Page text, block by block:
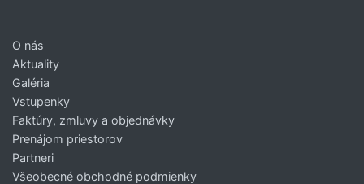
O nás
Aktuality
Galéria
Vstupenky
Faktúry, zmluvy a objednávky
Prenájom priestorov
Partneri
Všeobecné obchodné podmienky